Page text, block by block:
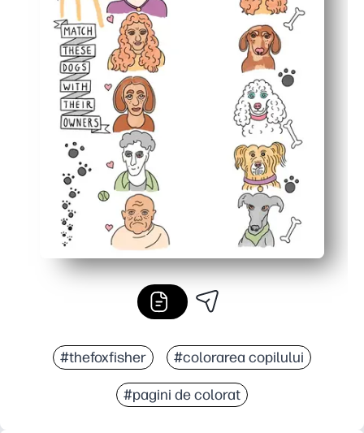
#thefoxfisher #colorarea copilului
#pagini de colorat